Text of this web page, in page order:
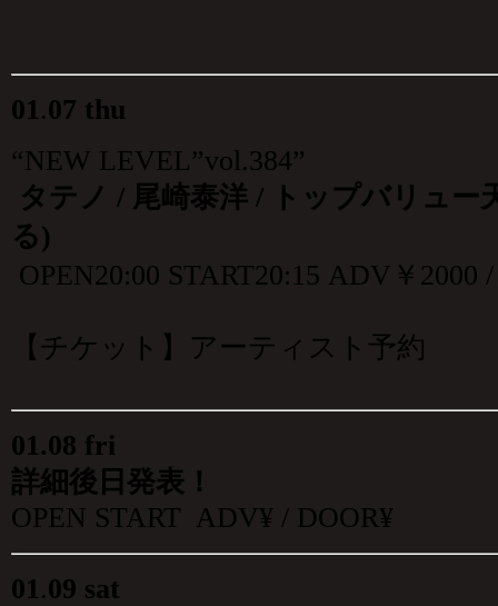
01.07 thu
“NEW LEVEL”vol.384”
タテノ / 尾崎泰洋 / トップバリュー
る)
OPEN20:00 START20:15 ADV￥2000
【チケット】アーティスト予約
01.08 fri
詳細後日発表！
OPEN START ADV¥ / DOOR¥
01.09 sat